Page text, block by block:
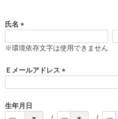
氏名
必
)
※環境依存文字は使用できません
Ｅメールアドレス
)
生年月日